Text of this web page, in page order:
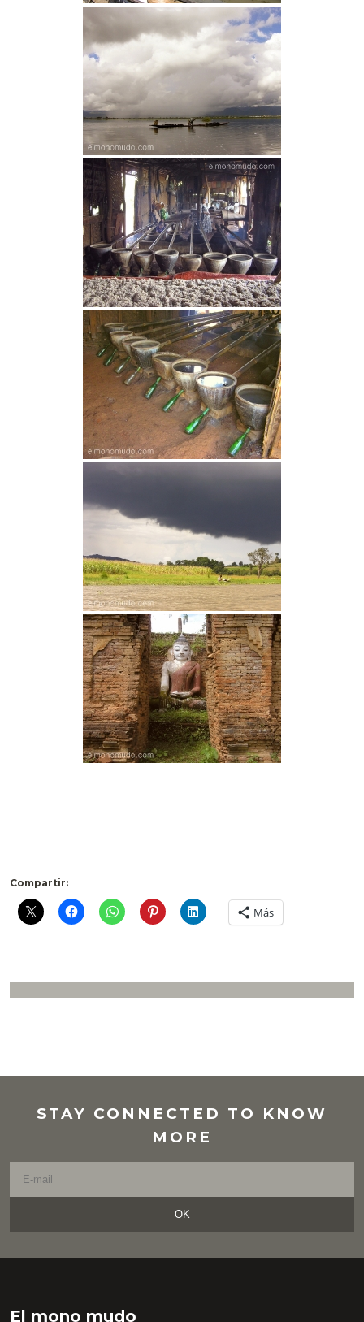
Compartir:
Más
STAY CONNECTED TO KNOW
MORE
OK
El mono mudo